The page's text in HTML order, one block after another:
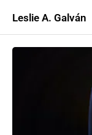
Leslie A. Galván